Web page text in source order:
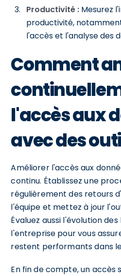
Productivité : Mesurez
productivité,
l'accès et l'analyse des
Comment
l'accès aux
avec des
Améliorer l'accès aux
continu. Établissez une
régulièrement des retours
l'équipe et mettez à jour
Évaluez aussi l'évolution
l'entreprise pour vous
restent performants dans
En fin de compte, un accès